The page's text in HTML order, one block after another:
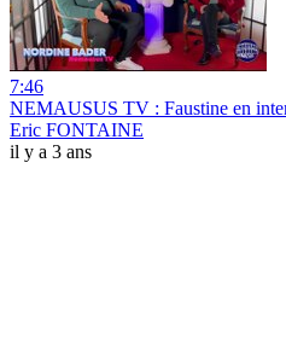
7:46
NEMAUSUS TV : Faustine en
Eric FONTAINE
il y a 3 ans